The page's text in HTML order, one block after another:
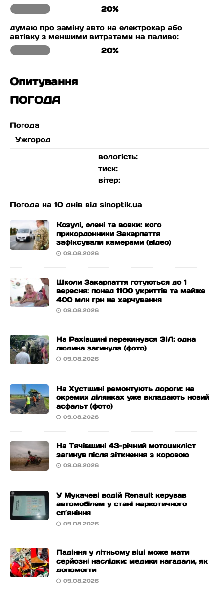
20%
думаю про заміну авто на електрокар або
автівку з меншими витратами на паливо:
20%
Опитування
ПОГОДА
Погода
Ужгород
вологість:
тиск:
вітер:
Погода на 10 днів від sinoptik.ua
Козулі, олені та вовки: кого
прикордонники Закарпаття
зафіксували камерами (відео)
09.08.2026
Школи Закарпаття готуються до 1
вересня: понад 1100 укриттів та майже
400 млн грн на харчування
09.08.2026
На Рахівщині перекинувся ЗІЛ: одна
людина загинула (фото)
09.08.2026
На Хустщині ремонтують дороги: на
окремих ділянках уже вкладають новий
асфальт (фото)
09.08.2026
На Тячівщині 43-річний мотоцикліст
загинув після зіткнення з коровою
09.08.2026
У Мукачеві водій Renault керував
автомобілем у стані наркотичного
сп’яніння
09.08.2026
Падіння у літньому віці може мати
серйозні наслідки: медики нагадали, як
допомогти
09.08.2026